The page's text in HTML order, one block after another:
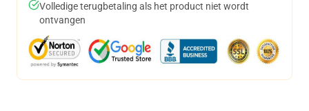
Volledige terugbetaling als het product niet wordt
ontvangen